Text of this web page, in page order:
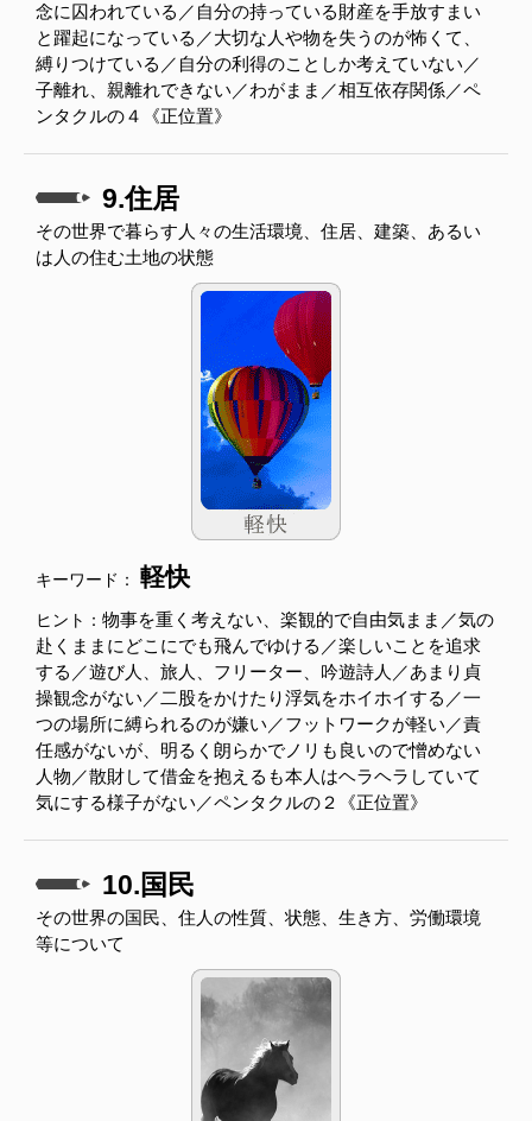
念に囚われている／自分の持っている財産を手放すまい
と躍起になっている／大切な人や物を失うのが怖くて、
縛りつけている／自分の利得のことしか考えていない／
子離れ、親離れできない／わがまま／相互依存関係／ペ
ンタクルの４《正位置》
9.住居
その世界で暮らす人々の生活環境、住居、建築、あるい
は人の住む土地の状態
キーワード： 軽快
ヒント： 物事を重く考えない、楽観的で自由気まま／気の
赴くままにどこにでも飛んでゆける／楽しいことを追求
する／遊び人、旅人、フリーター、吟遊詩人／あまり貞
操観念がない／二股をかけたり浮気をホイホイする／一
つの場所に縛られるのが嫌い／フットワークが軽い／責
任感がないが、明るく朗らかでノリも良いので憎めない
人物／散財して借金を抱えるも本人はヘラヘラしていて
気にする様子がない／ペンタクルの２《正位置》
10.国民
その世界の国民、住人の性質、状態、生き方、労働環境
等について